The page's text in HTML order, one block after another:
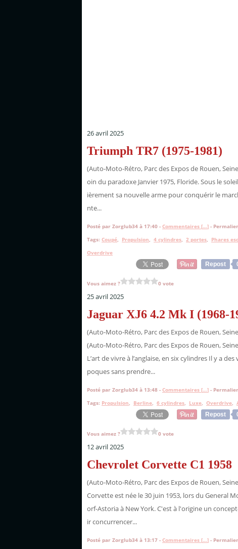
26 avril 2025
Triumph TR7 (1975-1981)
(Auto-Moto-Rétro, Parc des Expos de Rouen,
oin du paradoxe Janvier 1975, Floride. Sous le
ièrement sa nouvelle arme pour conquérir le
nte...
Posté par Zorglub34 à 17:40 - Commentaires […] -
Tags: Coupé, Propulsion, 4 cylindres, 2 portes, Phares
Overdrive
Repost
Vous aimez ? 0 vote
25 avril 2025
Jaguar XJ6 4.2 Mk I (1968-
(Auto-Moto-Rétro, Parc des Expos de Rouen,
(Auto-Moto-Rétro, Parc des Expos de Rouen,
L’art de vivre à l’anglaise, en six cylindres Il y a
poques sans prendre...
Posté par Zorglub34 à 13:48 - Commentaires […] -
Tags: Propulsion, Berline, 6 cylindres, Luxe, Overdrive,
Repost
Vous aimez ? 0 vote
12 avril 2025
Chevrolet Corvette C1 1958
(Auto-Moto-Rétro, Parc des Expos de Rouen,
Corvette est née le 30 juin 1953, lors du General
orf-Astoria à New York. C'est à l'origine un
ir concurrencer...
Posté par Zorglub34 à 13:17 - Commentaires […] -